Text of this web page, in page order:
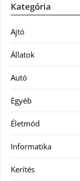
Kategória
Ajtó
Állatok
Autó
Egyéb
Életmód
Informatika
Kerítés